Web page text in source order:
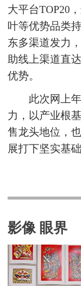
大平台TOP20
叶等优势品类
东多渠道发力
助线上渠道直
优势。
此次网上
力，以产业根
售龙头地位，
展打下坚实基础
影像 眼界